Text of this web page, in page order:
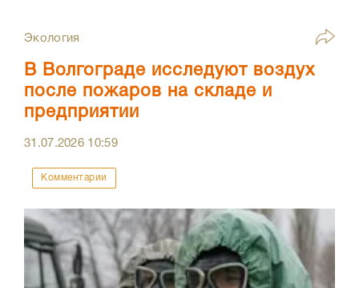
Экология
В Волгограде исследуют воздух
после пожаров на складе и
предприятии
31.07.2026 10:59
Комментарии